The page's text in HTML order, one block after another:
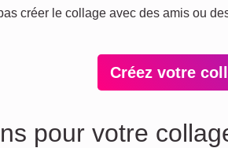
créer le collage avec des amis ou
Créez votre
pour votre